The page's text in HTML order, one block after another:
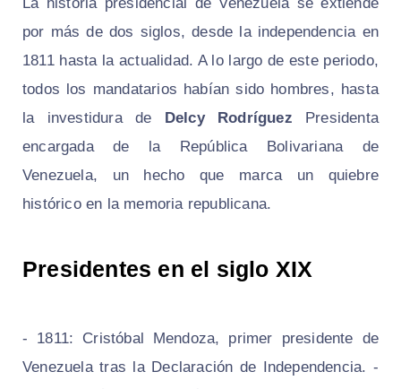
por más de dos siglos, desde la independencia en
1811 hasta la actualidad. A lo largo de este periodo,
todos los mandatarios habían sido hombres, hasta
la investidura de Delcy Rodríguez Presidenta
encargada de la República Bolivariana de
Venezuela, un hecho que marca un quiebre
histórico en la memoria republicana.
Presidentes en el siglo XIX
- 1811: Cristóbal Mendoza, primer presidente de
Venezuela tras la Declaración de Independencia. -